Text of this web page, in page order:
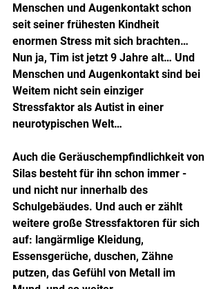
Menschen und Augenkontakt schon
seit seiner frühesten Kindheit
enormen Stress mit sich brachten…
Nun ja, Tim ist jetzt 9 Jahre alt… Und
Menschen und Augenkontakt sind bei
Weitem nicht sein einziger
Stressfaktor als Autist in einer
neurotypischen Welt…
Auch die Geräuschempfindlichkeit von
Silas besteht für ihn schon immer -
und nicht nur innerhalb des
Schulgebäudes. Und auch er zählt
weitere große Stressfaktoren für sich
auf: langärmlige Kleidung,
Essensgerüche, duschen, Zähne
putzen, das Gefühl von Metall im